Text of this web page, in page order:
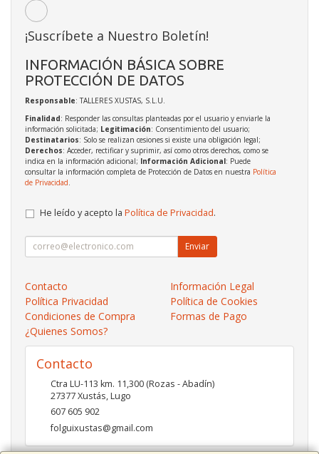
¡Suscríbete a Nuestro Boletín!
INFORMACIÓN BÁSICA SOBRE
PROTECCIÓN DE DATOS
Responsable: TALLERES XUSTAS, S.L.U.
Finalidad: Responder las consultas planteadas por el usuario y enviarle la
información solicitada; Legitimación: Consentimiento del usuario;
Destinatarios: Solo se realizan cesiones si existe una obligación legal;
Derechos: Acceder, rectificar y suprimir, así como otros derechos, como se
indica en la información adicional; Información Adicional: Puede
consultar la información completa de Protección de Datos en nuestra Política
de Privacidad
He leído y acepto la Política de Privacidad.
Enviar
Contacto
Información Legal
Política Privacidad
Política de Cookies
Condiciones de Compra
Formas de Pago
¿Quienes Somos?
Contacto
Ctra LU-113 km. 11,300 (Rozas - Abadín)
27377Xustás,Lugo
607 605 902
folguixustas@gmail.com